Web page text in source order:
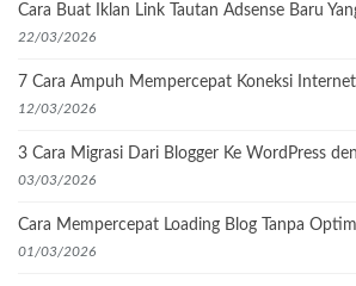
Cara Buat Iklan Link Tautan Adsense Baru
22/03/2026
7 Cara Ampuh Mempercepat Koneksi Internet
12/03/2026
3 Cara Migrasi Dari Blogger Ke WordPress
03/03/2026
Cara Mempercepat Loading Blog Tanpa
01/03/2026